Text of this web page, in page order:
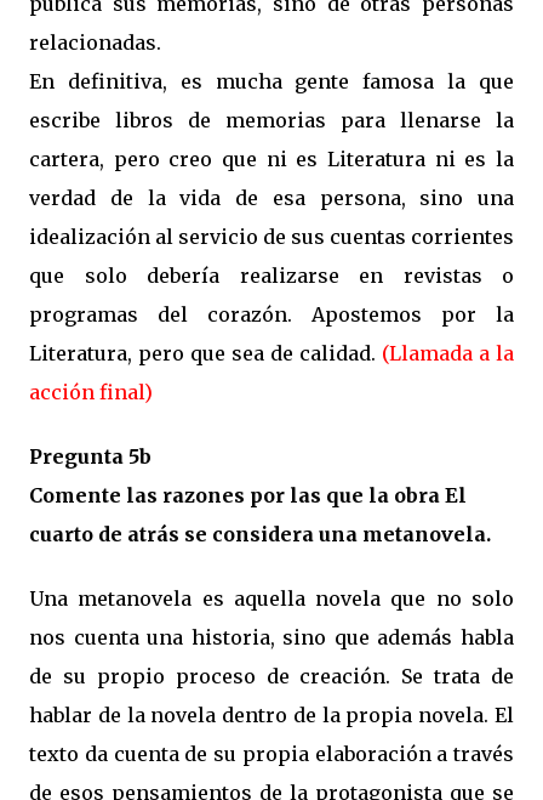
relacionadas.
En definitiva, es mucha gente famosa la que
escribe libros de memorias para llenarse la
cartera, pero creo que ni es Literatura ni es la
verdad de la vida de esa persona, sino una
idealización al servicio de sus cuentas corrientes
que solo debería realizarse en revistas o
programas del corazón. Apostemos por la
Literatura, pero que sea de calidad. (Llamada a la
acción final)
Pregunta 5b
Comente las razones por las que la obra El
cuarto de atrás se considera una metanovela.
Una metanovela es aquella novela que no solo
nos cuenta una historia, sino que además habla
de su propio proceso de creación. Se trata de
hablar de la novela dentro de la propia novela. El
texto da cuenta de su propia elaboración a través
de esos pensamientos de la protagonista que se